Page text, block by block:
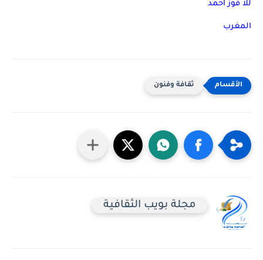
للا فوز احمد
المغرب
ثقافة وفنون
مجلة بويب الثقافية